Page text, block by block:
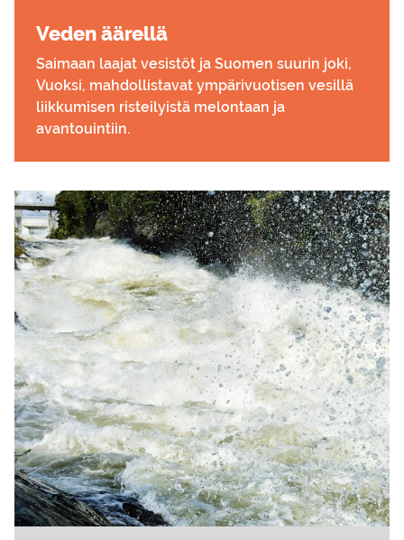
Veden ää­rel­lä
Saimaan laajat vesistöt ja Suomen suurin joki,
Vuoksi, mahdollistavat ympärivuotisen vesillä
liikkumisen risteilyistä melontaan ja
avantouintiin.